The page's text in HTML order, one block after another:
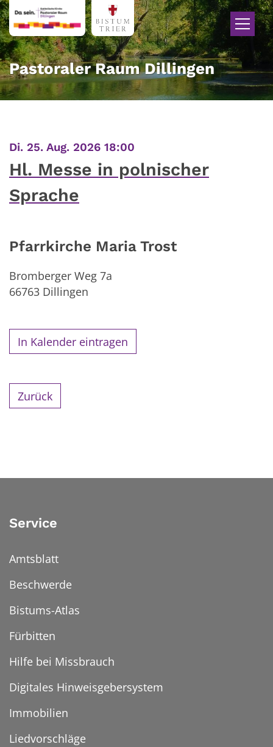
Zum Inhalt springen
Pastoraler Raum Dillingen
Di. 25. Aug. 2026 18:00
Hl. Messe in polnischer
Sprache
Pfarrkirche Maria Trost
Bromberger Weg 7a
66763 Dillingen
In Kalender eintragen
Zurück
Service
Amtsblatt
Beschwerde
Bistums-Atlas
Fürbitten
Hilfe bei Missbrauch
Digitales Hinweisgebersystem
Immobilien
Liedvorschläge